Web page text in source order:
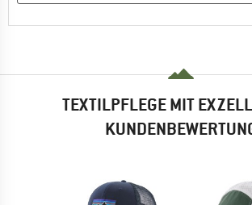
TEXTILPFLEGE MIT